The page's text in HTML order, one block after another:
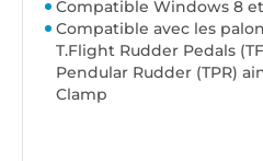
Compatible Windows 8 et
Compatible avec les
T.Flight Rudder Pedals
Pendular Rudder (TPR)
Clamp